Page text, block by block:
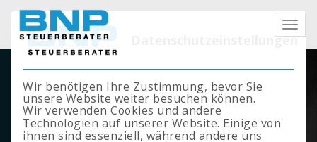
Mit
Datenschutzeinstellungen
Wir benötigen Ihre Zustimmung, bevor Sie
unsere Website weiter besuchen können.
Wir verwenden Cookies und andere
Technologien auf unserer Website. Einige von
ihnen sind essenziell, während andere uns